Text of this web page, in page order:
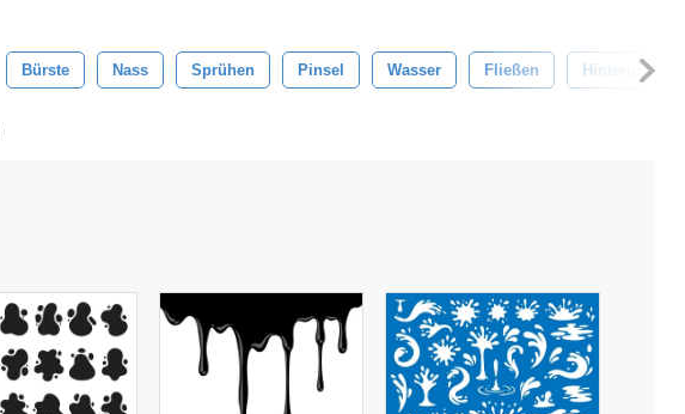
Bürste Nass Sprühen Pinsel Wasser Fließen Hintergrund